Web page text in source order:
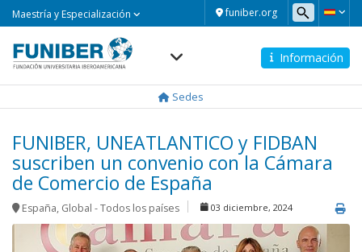
funiber.org
Maestría y Especialización
Información
Sedes
FUNIBER, UNEATLANTICO y FIDBAN
suscriben un convenio con la Cámara
de Comercio de España
España, Global - Todos los países 03 diciembre, 2024